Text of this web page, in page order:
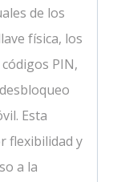
de los
física, los
PIN,
Esta
flexibilidad y
a la